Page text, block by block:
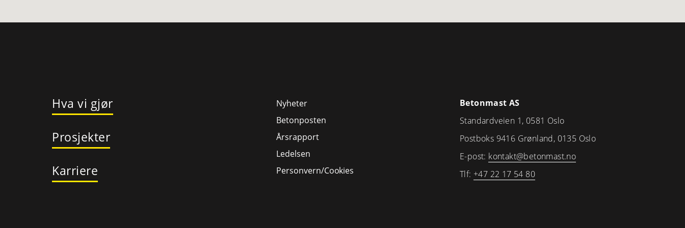
Hva vi gjør
Prosjekter
Karriere
Nyheter
Betonposten
Årsrapport
Ledelsen
Personvern/Cookies
Betonmast AS
Standardveien 1, 0581 Oslo
Postboks 9416 Grønland, 0135 Oslo
E-post: kontakt@betonmast.no
Tlf: +47 22 17 54 80